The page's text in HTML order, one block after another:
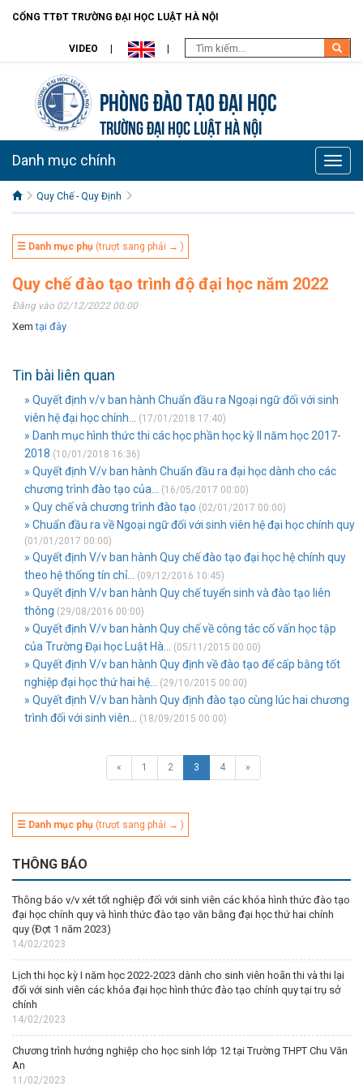
CỔNG TTĐT TRƯỜNG ĐẠI HỌC LUẬT HÀ NỘI
VIDEO
Phòng Đào Tạo đại học
TRƯỜNG ĐẠI HỌC LUẬT HÀ NỘI
Toggle
Danh mục chính
Quy Chế - Quy Định
☰ Danh mục phụ (trượt sang phải → )
Quy chế đào tạo trình độ đại học năm 2022
Đăng vào 02/12/2022 00:00
Xemtại đây
Tin bài liên quan
» Quyết định v/v ban hành Chuẩn đầu ra Ngoại ngữ đối với sinh
viên hệ đại học chính...
(17/01/2018 17:40)
» Danh mục hình thức thi các học phần học kỳ II năm học 2017-
2018 (10/01/2018 16:36)
» Quyết định V/v ban hành Chuẩn đầu ra đại học dành cho các
chương trình đào tạo của...
(16/05/2017 00:00)
» Quy chế và chương trình đào tạo (02/01/2017 00:00)
» Chuẩn đầu ra về Ngoại ngữ đối với sinh viên hệ đại học chính quy
(01/01/2017 00:00)
» Quyết định V/v ban hành Quy chế đào tạo đại học hệ chính quy
theo hệ thống tín chỉ...
(09/12/2016 10:45)
» Quyết định V/v ban hành Quy chế tuyển sinh và đào tạo liên
thông (29/08/2016 00:00)
» Quyết định V/v ban hành Quy chế về công tác cố vấn học tập
của Trường Đại học Luật Hà...
(05/11/2015 00:00)
» Quyết định V/v ban hành Quy định về đào tạo để cấp bằng tốt
nghiệp đại học thứ hai hệ...
(29/10/2015 00:00)
» Quyết định V/v ban hành Quy định đào tạo cùng lúc hai chương
trình đối với sinh viên...
(18/09/2015 00:00)
« 1 2 3 4 »
☰ Danh mục phụ (trượt sang phải → )
THÔNG BÁO
Thông báo v/v xét tốt nghiệp đối với sinh viên các khóa hình thức đào tạo
đại học chính quy và hình thức đào tạo văn bằng đại học thứ hai chính
quy (Đợt 1 năm 2023)
14/02/2023
Lịch thi học kỳ I năm học 2022-2023 dành cho sinh viên hoãn thi và thi lại
đối với sinh viên các khóa đại học hình thức đào tạo chính quy tại trụ sở
chính
14/02/2023
Chương trình hướng nghiệp cho học sinh lớp 12 tại Trường THPT Chu Văn
An
11/02/2023